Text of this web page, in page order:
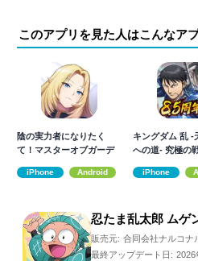
このアプリを見た人はこんなア
陰の実力者になりたく
て！マスターオブガーデ
iPhone Android
キングダム 乱 -
への道- 究極の
iPhone
忍たま乱太郎 ムゲ
販売元: 合同会社ナルコナ
最終アップデート日: 2026